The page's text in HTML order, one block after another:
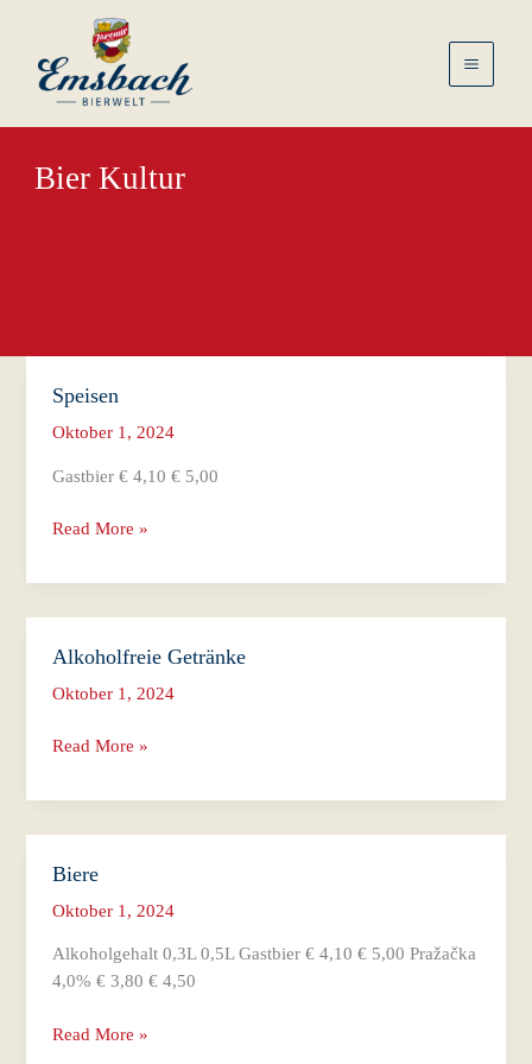
content
Bier Kultur
Speisen
Oktober 1, 2024
Gastbier € 4,10 € 5,00
Speisen
Read More »
Alkoholfreie Getränke
Oktober 1, 2024
Alkoholfreie
Read More »
Biere
Oktober 1, 2024
Alkoholgehalt 0,3L 0,5L Gastbier € 4,10 € 5,00 Pražačka
4,0% € 3,80 € 4,50
Biere
Read More »